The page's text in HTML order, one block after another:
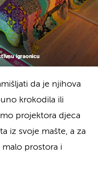
igraonicu
da je njihova
krokodila ili
projektora djeca
iz svoje mašte, a za
prostora i